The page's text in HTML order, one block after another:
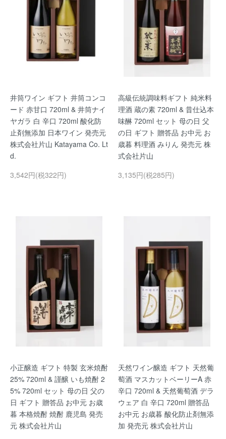
井筒ワイン ギフト 井筒コンコ
ード 赤甘口 720ml & 井筒ナイ
ヤガラ 白 辛口 720ml 酸化防
止剤無添加 日本ワイン 発売元
株式会社片山 Katayama Co. Lt
d.
3,542円(税322円)
高級伝統調味料ギフト 純米料
理酒 蔵の素 720ml & 昔仕込本
味醂 720ml セット 母の日 父
の日 ギフト 贈答品 お中元 お
歳暮 料理酒 みりん 発売元 株
式会社片山
3,135円(税285円)
小正醸造 ギフト 特製 玄米焼酎
25% 720ml & 謹醸 いも焼酎 2
5% 720ml セット 母の日 父の
日 ギフト 贈答品 お中元 お歳
暮 本格焼酎 焼酎 鹿児島 発売
元 株式会社片山
天然ワイン醸造 ギフト 天然葡
萄酒 マスカットベーリーA 赤
辛口 720ml & 天然葡萄酒 デラ
ウェア 白 辛口 720ml 贈答品
お中元 お歳暮 酸化防止剤無添
加 発売元 株式会社片山